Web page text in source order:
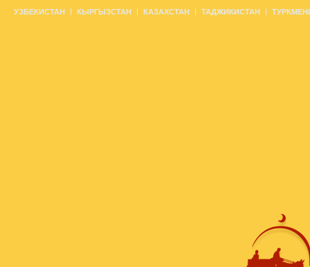
УЗБЕКИСТАН КЫРГЫЗСТАН КАЗАХСТАН ТАДЖИКИСТАН